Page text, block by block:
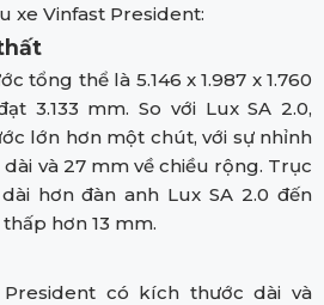
xe Vinfast President:
tổng thể là 5.146 x 1.987 x 1.760
3.133 mm. So với Lux SA 2.0,
lớn hơn một chút, với sự nhỉnh
và 27 mm về chiều rộng. Trục
hơn đàn anh Lux SA 2.0 đến
hơn 13 mm.
President có kích thước dài và